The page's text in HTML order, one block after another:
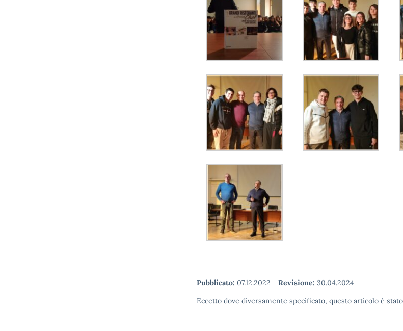
Pubblicato: 07.12.2022 - Revisione: 30.04.2024
Eccetto dove diversamente specificato, questo articolo è